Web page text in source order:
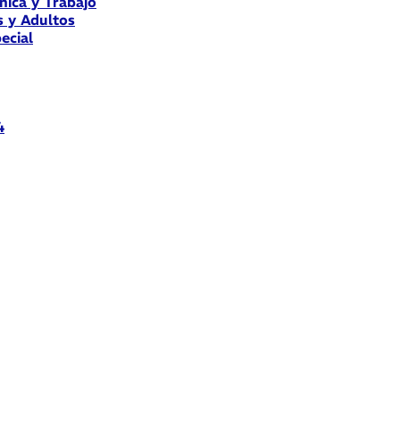
y Adultos